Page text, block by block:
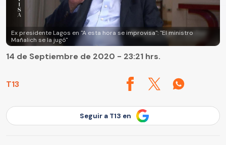
Ex presidente Lagos en "A esta hora se improvisa": "El ministro
Mañalich se la jugó"
T13
14 de Septiembre de 2020 - 23:21 hrs.
Seguir a T13 en